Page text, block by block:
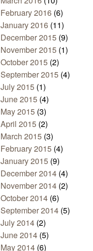
February 2016 (6)
January 2016 (11)
December 2015 (9)
November 2015 (1)
October 2015 (2)
September 2015 (4)
July 2015 (1)
June 2015 (4)
May 2015 (3)
April 2015 (2)
March 2015 (3)
February 2015 (4)
January 2015 (9)
December 2014 (4)
November 2014 (2)
October 2014 (6)
September 2014 (5)
July 2014 (2)
June 2014 (5)
May 2014 (6)